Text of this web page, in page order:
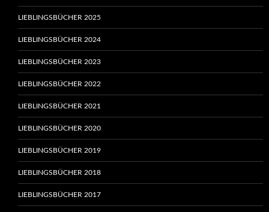
LIEBLINGSBÜCHER 2025
LIEBLINGSBÜCHER 2024
LIEBLINGSBÜCHER 2023
LIEBLINGSBÜCHER 2022
LIEBLINGSBÜCHER 2021
LIEBLINGSBÜCHER 2020
LIEBLINGSBÜCHER 2019
LIEBLINGSBÜCHER 2018
LIEBLINGSBÜCHER 2017